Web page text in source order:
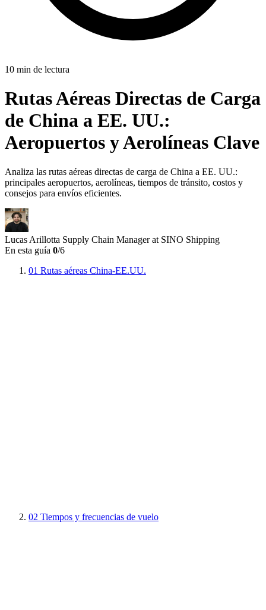
10 min de lectura
Rutas Aéreas Directas de Carga
de China a EE. UU.:
Aeropuertos y Aerolíneas Clave
Analiza las rutas aéreas directas de carga de China a EE. UU.:
principales aeropuertos, aerolíneas, tiempos de tránsito, costos y
consejos para envíos eficientes.
Lucas Arillotta Supply Chain Manager at SINO Shipping
En esta guía 0/6
01 Rutas aéreas China-EE.UU.
02 Tiempos y frecuencias de vuelo